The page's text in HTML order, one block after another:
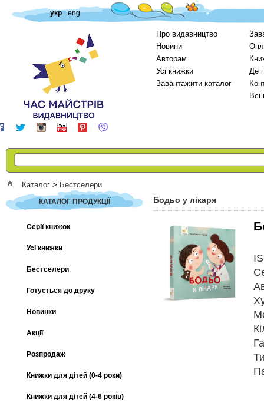
укр eng
Про видавництво
Новини
Авторам
Усі книжки
Завантажити каталог
Де
Каталог > Бестселери
КАТАЛОГ ПРОДУКЦІЇ
Серії книжок
Усі книжки
Бестселери
Готується до друку
Новинки
Акції
Розпродаж
Книжки для дітей (0-4 роки)
Книжки для дітей (4-6 років)
Бодьо у лікаря